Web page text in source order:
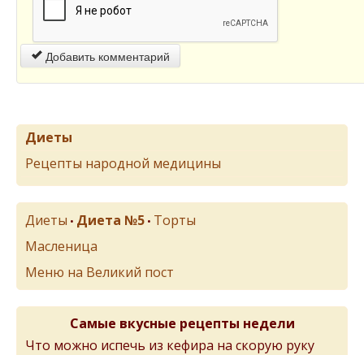
Добавить комментарий
Диеты
Рецепты народной медицины
Диеты • Диета №5 • Торты
Масленица
Меню на Великий пост
Самые вкусные рецепты недели
Что можно испечь из кефира на скорую руку